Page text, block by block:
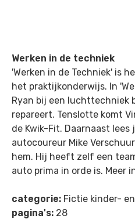
Werken in de techniek
'Werken in de Techniek' is
het praktijkonderwijs. In
Ryan bij een luchttechniek
repareert. Tenslotte komt
de Kwik-Fit. Daarnaast
autocoureur Mike
hem. Hij heeft zelf een
auto prima in orde is. Meer
categorie: Fictie kinder-
pagina's: 28